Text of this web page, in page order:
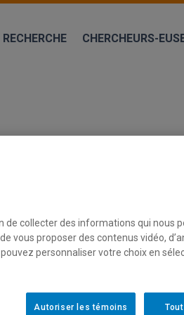
RECHERCHE CHERCHEURS-
BRAVES –
Centre d’études pour l’autonomie
de collecter des informations qui nous
vous proposer des contenus vidéo,
personnaliser votre choix en
Autoriser les témoins